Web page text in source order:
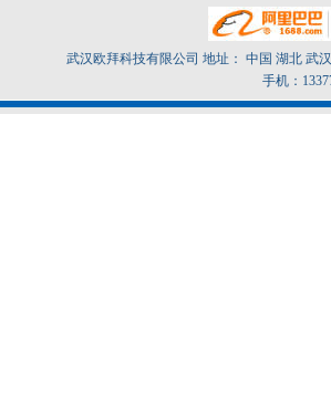
武汉欧拜科技有限公司 地址： 中国 湖北 武
手机：